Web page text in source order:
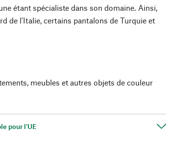
étant spécialiste dans son domaine. Ainsi,
de l'Italie, certains pantalons de Turquie et
meubles et autres objets de couleur
pour l'UE